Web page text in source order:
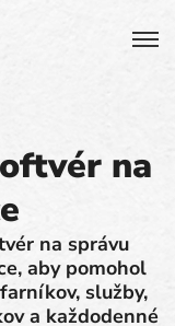
na
na správu
aby pomohol
služby,
a každodenné